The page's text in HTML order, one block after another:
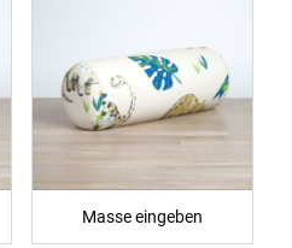
Masse eingeben